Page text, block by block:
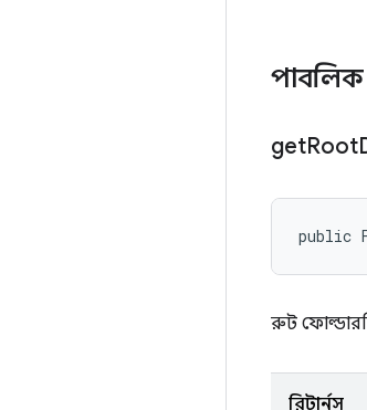
পাবলিক
getRoot
public
রুট
রিটার্নস